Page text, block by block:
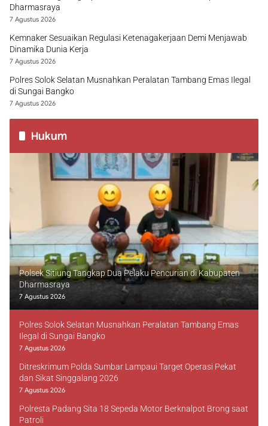
Dharmasraya
7 Agustus 2026
Kemnaker Sesuaikan Regulasi Ketenagakerjaan Demi Menjawab
Dinamika Dunia Kerja
7 Agustus 2026
Polres Solok Selatan Musnahkan Peralatan Tambang Emas Ilegal
di Sungai Bangko
7 Agustus 2026
Hukum
Polsek Sitiung Tangkap Dua Pelaku Pencurian di Kabupaten
Dharmasraya
7 Agustus 2026
Polres Solok Selatan Musnahkan Peralatan Tambang Emas
Ilegal di Sungai Bangko
7 Agustus 2026
Ditreskrimum Polda Sumbar Lampaui Target Operasi Pekat
dan Sikat Singgalang 2026
7 Agustus 2026
Polresta Padang Sita 18 Sepeda Motor Berknalpot Brong saat
Patroli